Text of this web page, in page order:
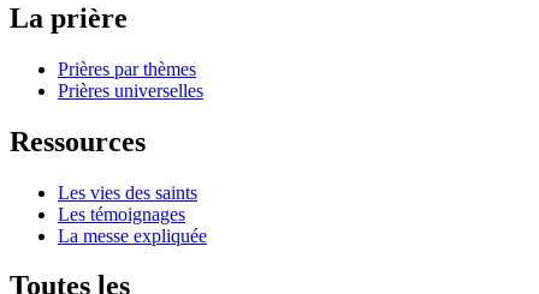
La prière
Prières par thèmes
Prières universelles
Ressources
Les vies des saints
Les témoignages
La messe expliquée
Toutes les